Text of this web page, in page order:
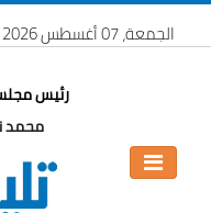
الجمعة، 07 أغسطس 2026
رئيس
محمد